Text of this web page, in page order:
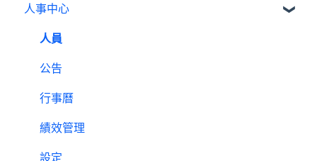
Swingvy 新手教學｜所有你需要的教學影片都在
人事中心
人員
公告
行事曆
績效管理
設定